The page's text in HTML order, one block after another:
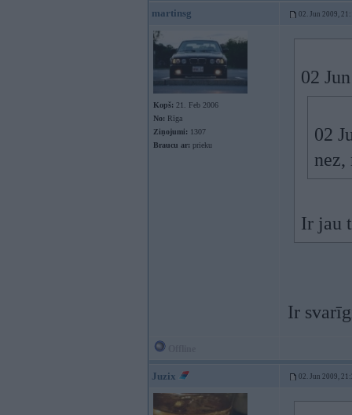
martinsg 02. Jun 2009,
Kopš: 21. Feb 2006
No: Rīga
Ziņojumi: 1307
Braucu ar: prieku
02
02
nez,
Ir jau
Ir
Juzix 02. Jun 2009,